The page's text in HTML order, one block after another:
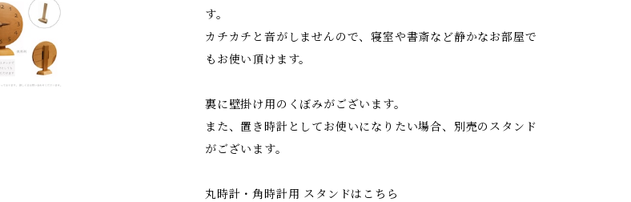
す。
カチカチと音がしませんので、寝室や書斎など静かなお部屋で
もお使い頂けます。
裏に壁掛け用のくぼみがございます。
また、置き時計としてお使いになりたい場合、別売のスタンド
がございます。
丸時計・角時計用 スタンドはこちら